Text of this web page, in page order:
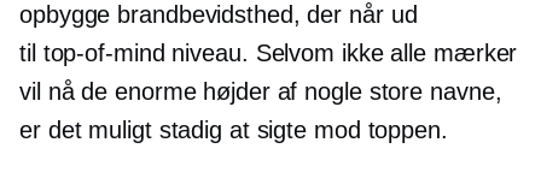
opbygge brandbevidsthed, der når ud
til top-of-mind niveau. Selvom ikke alle mærker
vil nå de enorme højder af nogle store navne,
er det muligt stadig at sigte mod toppen.